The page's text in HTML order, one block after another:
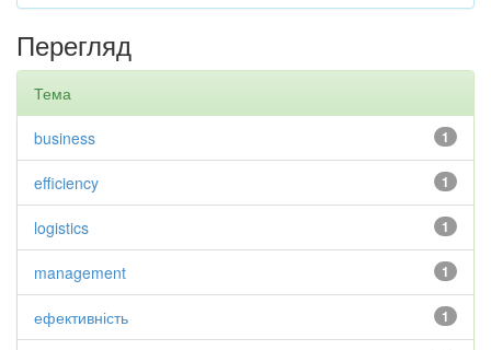
Перегляд
Тема
1
business
1
efficiency
1
logistics
1
management
1
ефективність